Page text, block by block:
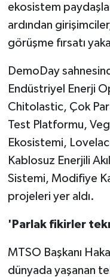
ekosistem
ardından
görüşme fırsatı
DemoDay
Endüstriyel Enerji
Chitolastic, Çok
Test Platformu,
Ekosistemi,
Kablosuz Enerjili
Sistemi, Modifiye
projeleri yer aldı.
'Parlak fikirler
MTSO Başkanı
dünyada yaşanan